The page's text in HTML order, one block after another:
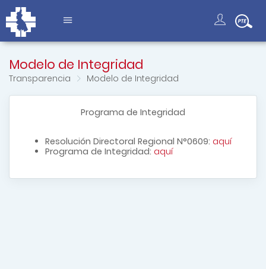
Modelo de Integridad
Transparencia Modelo de Integridad
Programa de Integridad
Resolución Directoral Regional N°0609: aquí
Programa de Integridad: aquí